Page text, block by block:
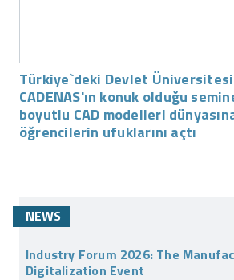
Türkiye`deki Devlet
CADENAS'ın konuk olduğu
boyutlu CAD modelleri
öğrencilerin ufuklarını açtı
NEWS
Industry Forum 2026: The
Digitalization Event